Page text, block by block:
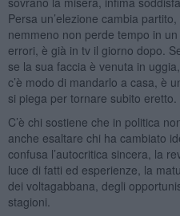
Persa un’elezione cambia
nemmeno non perde tempo in
errori, è già in tv il giorno dopo.
se la sua faccia è venuta in
c’è modo di mandarlo a casa, è
si piega per tornare subito eretto.
C’è chi sostiene che in politica
anche esaltare chi ha cambiato
confusa l’autocritica sincera, la
luce di fatti ed esperienze, la
dei voltagabbana, degli
stagioni.